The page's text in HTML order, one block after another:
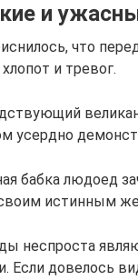
и
что
и тревог.
великан
усердно
бабка людоед
истинным
неспроста
Если довелось